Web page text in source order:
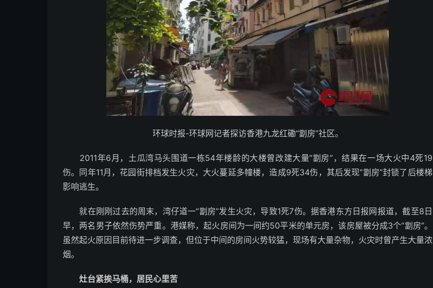
环球时报-环球网记者探访香港九龙红磡“劏房”社区。
2011年6月，土瓜湾马头围道一栋54年楼龄的大楼曾改建大量“劏房”，结果在一场大火中4死19
伤。同年11月，花园街排档发生火灾，大火蔓延多幢楼，造成9死34伤，其后发现“劏房”封锁了后楼梯
影响逃生。
就在刚刚过去的周末，湾仔道一“劏房”发生火灾，导致1死7伤。据香港东方日报网报道，截至8日
早，两名男子依然伤势严重。港媒称，起火房间为一间约50平米的单元房，该房屋被分成3个“劏房”。
虽然起火原因目前待进一步调查，但位于中间的房间火势较猛，现场有大量杂物，火灾时曾产生大量浓
烟。
灶台紧挨马桶，居民心里苦